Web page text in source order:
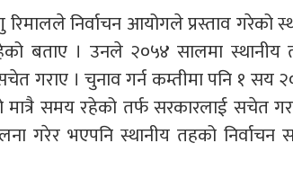
निर्वाचन आयोगले प्रस्ताव गरेको
बताए । उनले २०५४ सालमा स्थानीय
गराए । चुनाव गर्न कम्तीमा पनि १ सय
मात्रै समय रहेको तर्फ सरकारलाई सचेत
गरेर भएपनि स्थानीय तहको निर्वाचन